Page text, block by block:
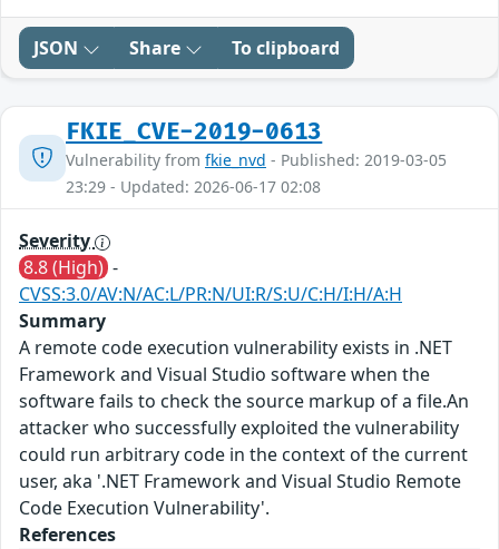
JSON Share To clipboard
FKIE_CVE-2019-0613
Vulnerability from fkie_nvd - Published: 2019-03-05
23:29 - Updated: 2026-06-17 02:08
Severity
8.8 (High) -
CVSS:3.0/AV:N/AC:L/PR:N/UI:R/S:U/C:H/I:H/A:H
Summary
A remote code execution vulnerability exists in .NET
Framework and Visual Studio software when the
software fails to check the source markup of a file.An
attacker who successfully exploited the vulnerability
could run arbitrary code in the context of the current
user, aka '.NET Framework and Visual Studio Remote
Code Execution Vulnerability'.
References